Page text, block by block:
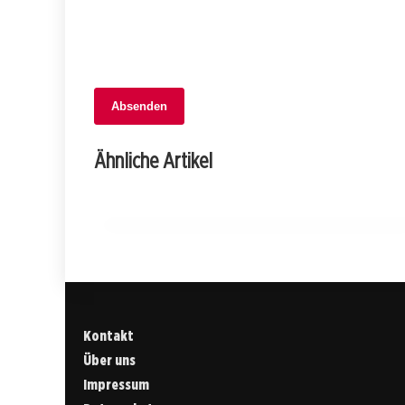
Absenden
Ähnliche Artikel
06. Februar 2026
Drama auf der A5: Zwei Verletzte nach
Kontakt
Über uns
Impressum